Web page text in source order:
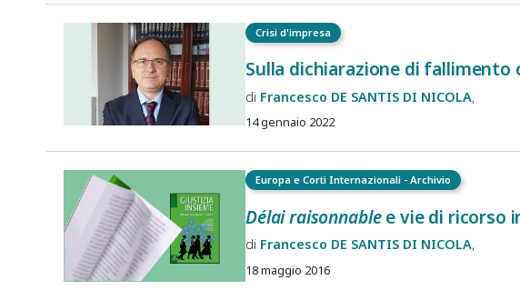
Crisi d'impresa
Sulla dichiarazione di fallimento
Francesco DE SANTIS DI NICOLA
14 gennaio 2022
Europa e Corti Internazionali - Archivio
Délai raisonnablee vie di ricorso
Francesco DE SANTIS DI NICOLA
18 maggio 2016